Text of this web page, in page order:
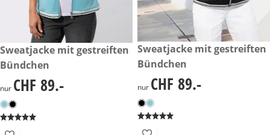
CHF 89.-
Sweatjacke mit gestreiften
Bündchen
CHF 89.-
nur CHF 89.-
CHF 89.-
Sweatjacke mit gestreiften
Bündchen
CHF 89.-
nur CHF 89.-